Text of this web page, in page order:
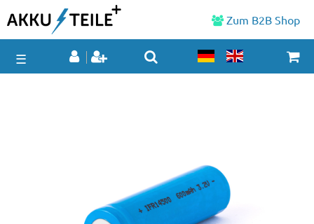
Zum B2B Shop
☰